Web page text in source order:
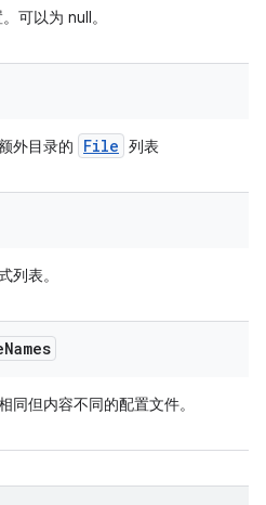
可以为 null。
外目录的 File 列表
列表。
Names
同但内容不同的配置文件。